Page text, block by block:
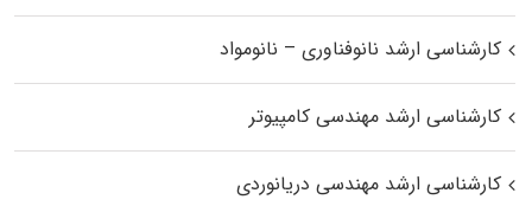
کارشناسی ارشد نانوفناوری – نانومواد
کارشناسی ارشد مهندسی کامپیوتر
کارشناسی ارشد مهندسی دریانوردی